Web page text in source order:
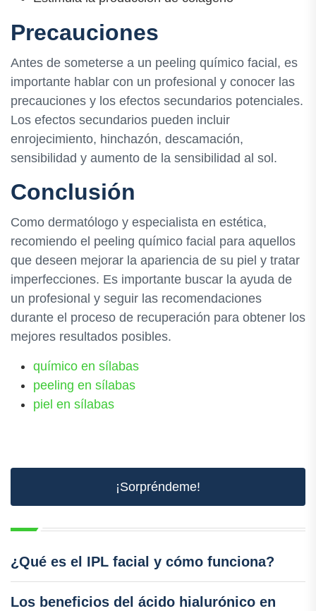
Precauciones
Antes de someterse a un peeling químico facial, es
importante hablar con un profesional y conocer las
precauciones y los efectos secundarios potenciales.
Los efectos secundarios pueden incluir
enrojecimiento, hinchazón, descamación,
sensibilidad y aumento de la sensibilidad al sol.
Conclusión
Como dermatólogo y especialista en estética,
recomiendo el peeling químico facial para aquellos
que deseen mejorar la apariencia de su piel y tratar
imperfecciones. Es importante buscar la ayuda de
un profesional y seguir las recomendaciones
durante el proceso de recuperación para obtener los
mejores resultados posibles.
químico en sílabas
peeling en sílabas
piel en sílabas
¡Sorpréndeme!
¿Qué es el IPL facial y cómo funciona?
Los beneficios del ácido hialurónico en